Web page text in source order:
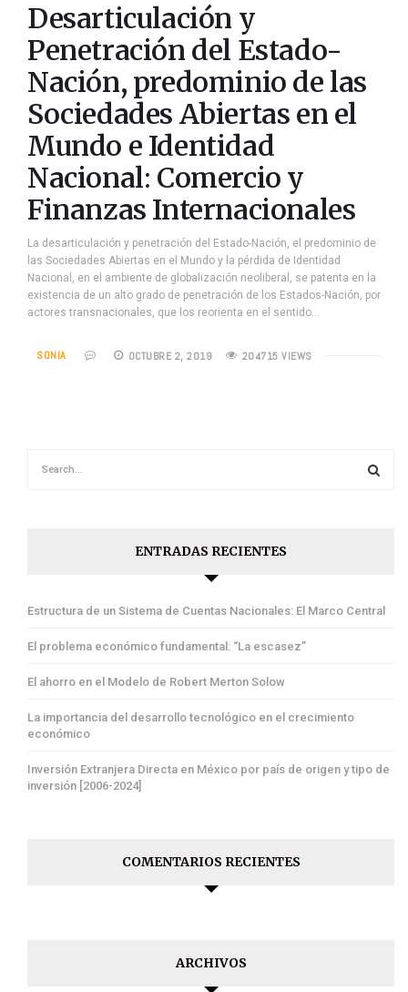
Desarticulación y
Penetración del Estado-
Nación, predominio de las
Sociedades Abiertas en el
Mundo e Identidad
Nacional: Comercio y
Finanzas Internacionales
La desarticulación y penetración del Estado-Nación, el predominio de
las Sociedades Abiertas en el Mundo y la pérdida de Identidad
Nacional, en el ambiente de globalización neoliberal, se patenta en la
existencia de un alto grado de penetración de los Estados-Nación, por
actores transnacionales, que los reorienta en el sentido…
SONIA OCTUBRE 2, 2019 204715 VIEWS
ENTRADAS RECIENTES
Estructura de un Sistema de Cuentas Nacionales: El Marco Central
El problema económico fundamental: “La escasez”
El ahorro en el Modelo de Robert Merton Solow
La importancia del desarrollo tecnológico en el crecimiento
económico
Inversión Extranjera Directa en México por país de origen y tipo de
inversión [2006-2024]
COMENTARIOS RECIENTES
ARCHIVOS